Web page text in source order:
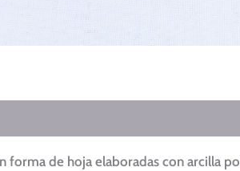
forma de hoja elaboradas con arcilla